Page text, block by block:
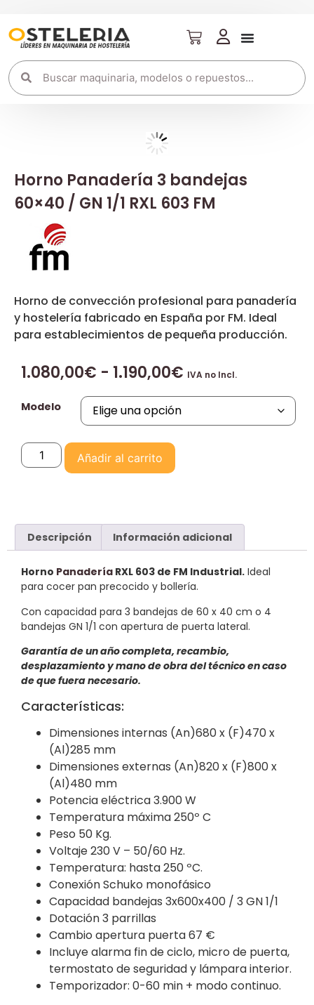
Horno Panadería 3 bandejas
60×40 / GN 1/1 RXL 603 FM
Horno de convección profesional para panadería
y hostelería fabricado en España por FM. Ideal
para establecimientos de pequeña producción.
1.080,00€ - 1.190,00€ IVA no Incl.
Modelo
Añadir al carrito
Descripción Información adicional
Horno Panadería RXL 603 de FM Industrial. Ideal
para cocer pan precocido y bollería.
Con capacidad para 3 bandejas de 60 x 40 cm o 4
bandejas GN 1/1 con apertura de puerta lateral.
Garantía de un año completa, recambio,
desplazamiento y mano de obra del técnico en caso
de que fuera necesario.
Características:
Dimensiones internas (An)680 x (F)470 x
(Al)285 mm
Dimensiones externas (An)820 x (F)800 x
(Al)480 mm
Potencia eléctrica 3.900 W
Temperatura máxima250º C
Peso 50 Kg.
Voltaje 230 V – 50/60 Hz.
Temperatura: hasta 250 ºC.
Conexión Schuko monofásico
Capacidad bandejas 3x600x400 / 3 GN 1/1
Dotación 3 parrillas
Cambio apertura puerta67 €
Incluye alarma fin de ciclo, micro de puerta,
termostato de seguridad y lámpara interior.
Temporizador: 0-60 min + modo continuo.